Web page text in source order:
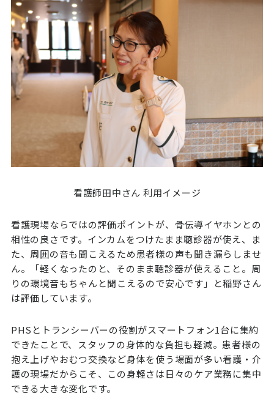
看護師田中さん 利用イメージ
看護現場ならではの評価ポイントが、骨伝導イヤホンとの
相性の良さです。インカムをつけたまま聴診器が使え、ま
た、周囲の音も聞こえるため患者様の声も聞き漏らしませ
ん。「軽くなったのと、そのまま聴診器が使えること。周
りの環境音もちゃんと聞こえるので安心です」と稲野さん
は評価しています。
PHSとトランシーバーの役割がスマートフォン1台に集約
できたことで、スタッフの身体的な負担も軽減。患者様の
抱え上げやおむつ交換など身体を使う場面が多い看護・介
護の現場だからこそ、この身軽さは日々のケア業務に集中
できる大きな変化です。